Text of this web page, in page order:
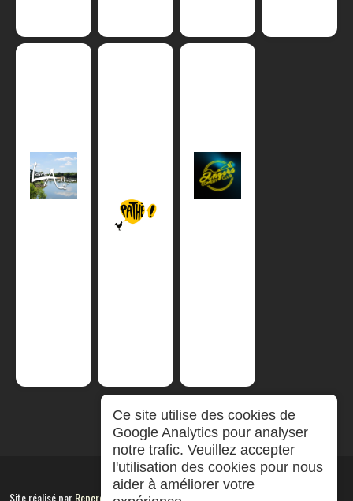
Site réalisé parRepereCom
Ce site utilise des cookies de
Google Analytics pour analyser
notre trafic. Veuillez accepter
l'utilisation des cookies pour nous
aider à améliorer votre